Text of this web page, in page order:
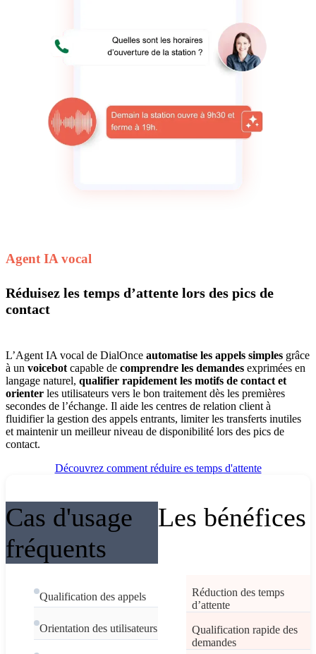
Agent IA vocal
Réduisez les temps d’attente lors des pics de
contact
L’Agent IA vocal de DialOnce automatise les appels simples grâce
à un voicebot capable de comprendre les demandes exprimées en
langage naturel, qualifier rapidement les motifs de contact et
orienter les utilisateurs vers le bon traitement dès les premières
secondes de l’échange. Il aide les centres de relation client à
fluidifier la gestion des appels entrants, limiter les transferts inutiles
et maintenir un meilleur niveau de disponibilité lors des pics de
contact.
Découvrez comment réduire es temps d'attente
Cas d'usage
fréquents
Les bénéfices
Qualification des appels
Orientation des utilisateurs
Réduction des temps
d’attente
Qualification rapide des
demandes